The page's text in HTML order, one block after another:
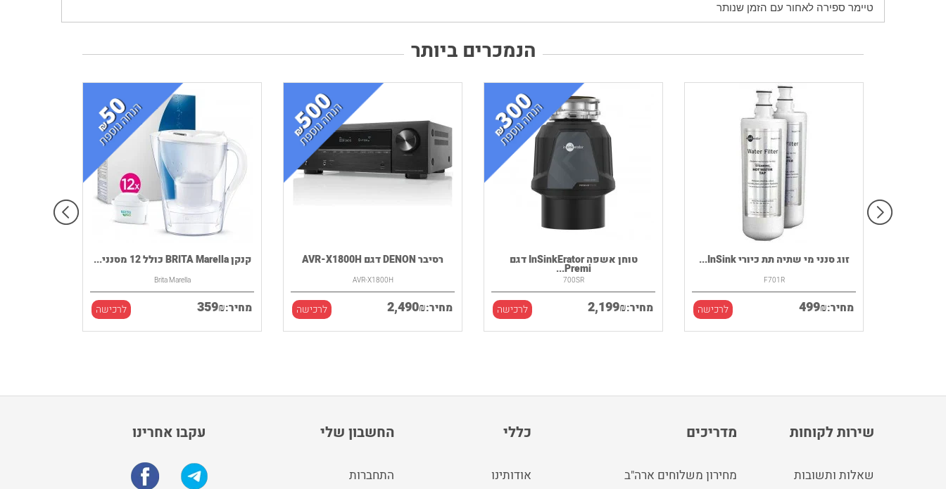
טיימר ספירה לאחור עם הזמן שנותר
הנמכרים ביותר
קנקן BRITA Marella כולל 12 מסנני...
Brita Marella
מחיר: 359₪ לרכישה
רסיבר DENON דגם AVR-X1800H
AVR-X1800H
מחיר: 2,490₪ לרכישה
טוחן אשפה InSinkErator דגם
Premi...
700SR
מחיר: 2,199₪ לרכישה
זוג סנני מי שתיה תת כיורי InSink...
F701R
מחיר: 499₪ לרכישה
עקבו אחרינו החשבון שלי
התחברות
כללי
אודותינו
מדריכים
מחירון משלוחים ארה"ב
שירות לקוחות
שאלות ותשובות